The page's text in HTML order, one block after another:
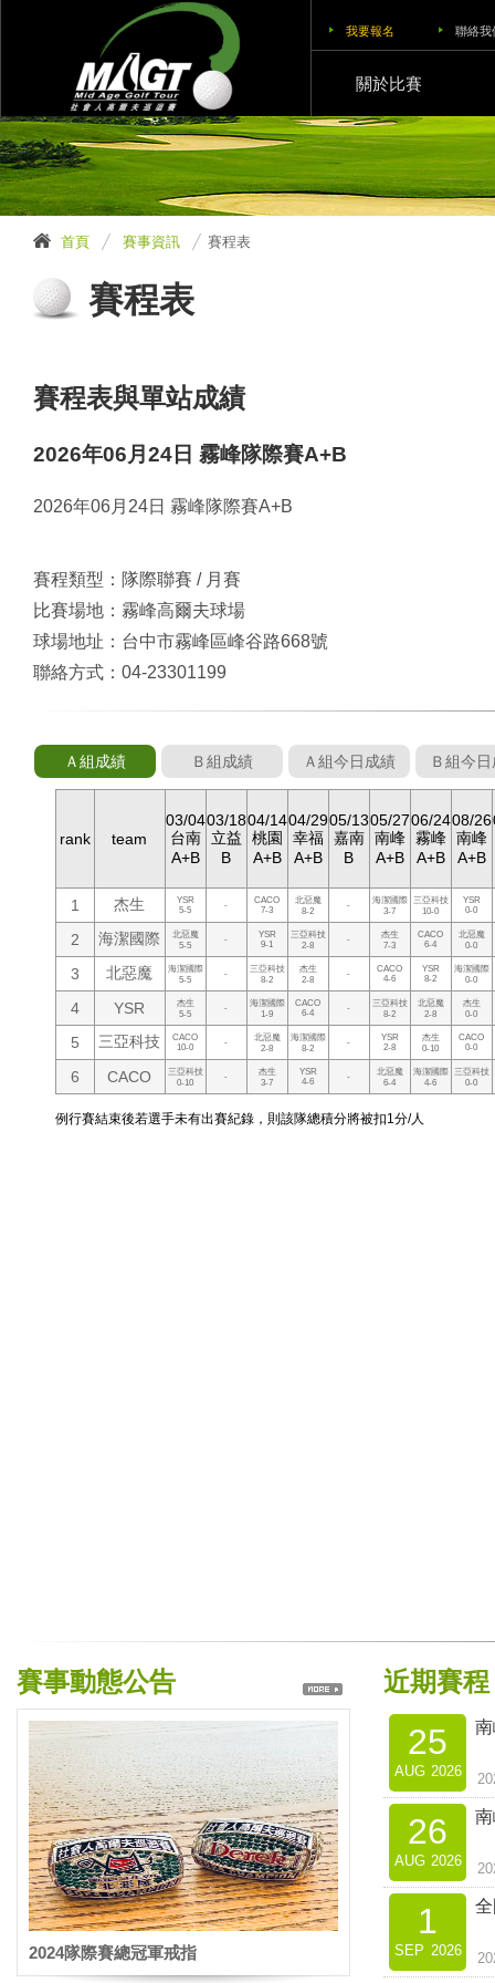
我要報名 聯絡我
關於比賽
首頁 賽事資訊 賽程表
賽程表
賽程表與單站成績
2026年06月24日 霧峰隊際賽A+B
2026年06月24日 霧峰隊際賽A+B
賽程類型：隊際聯賽 / 月賽
比賽場地：霧峰高爾夫球場
球場地址：台中市霧峰區峰谷路668號
聯絡方式：04-23301199
賽事動態公告
2024隊際賽總冠軍戒指
近期賽程
2026
AUG
25
2026
AUG
26
2026
SEP
1